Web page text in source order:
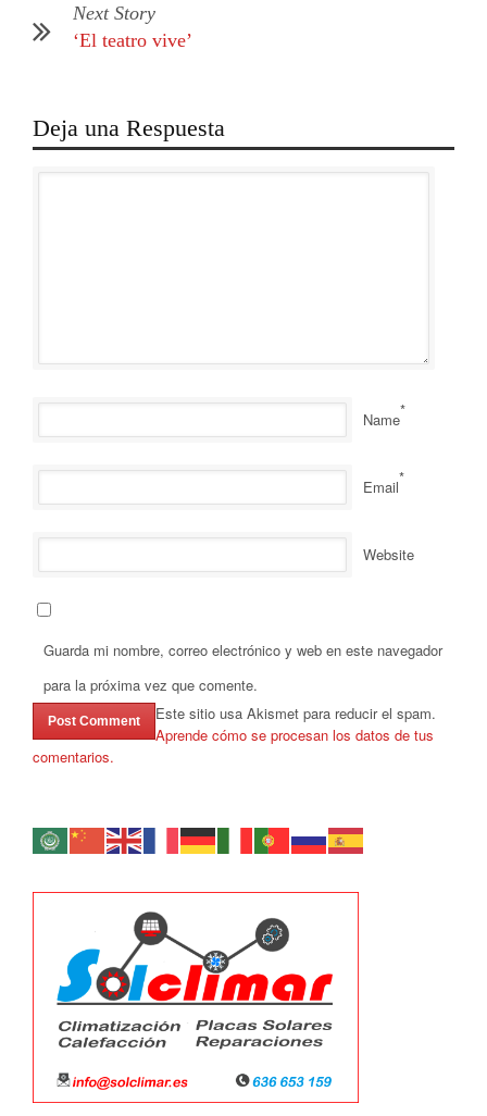
Next Story
‘El teatro vive’
Deja una Respuesta
Name*
Email*
Website
Guarda mi nombre, correo electrónico y web en este navegador
para la próxima vez que comente.
Este sitio usa Akismet para reducir el spam.
Aprende cómo se procesan los datos de tus
comentarios.